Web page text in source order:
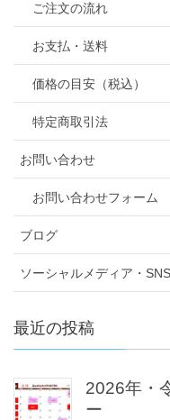
ご注文の流れ
お支払・送料
価格の目安（税込）
特定商取引法
お問い合わせ
お問い合わせフォーム
ブログ
ソーシャルメディア・SNS
最近の投稿
2026年・
ー